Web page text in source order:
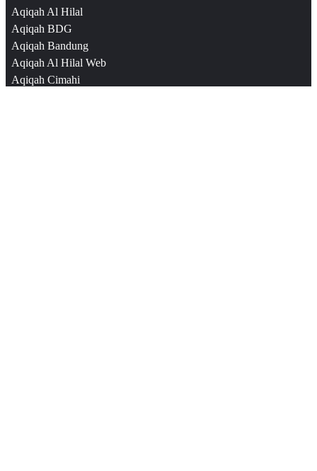
Aqiqah Al Hilal
Aqiqah BDG
Aqiqah Bandung
Aqiqah Al Hilal Web
Aqiqah Cimahi